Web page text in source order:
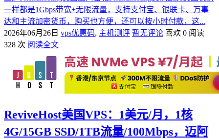
一样都是1Gbps带宽+无限流量，支持支付宝、银联卡、万事
达和主流加密货币，购买也方便，还可以按小时付款，这...
2026年06月26日 vps优惠码, 主机测评 暂无评论 喜欢 0 阅读
328 次 阅读全文
ReviveHost美国VPS：1美元/月，1核
4G/15GB SSD/1TB流量/100Mbps，迈阿